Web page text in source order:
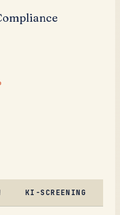
KI-SCREENING